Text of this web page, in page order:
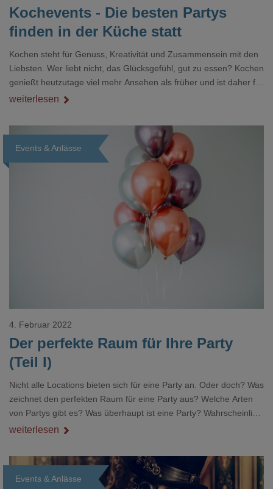
Kochevents - Die besten Partys
finden in der Küche statt
Kochen steht für Genuss, Kreativität und Zusammensein mit den
Liebsten. Wer liebt nicht, das Glücksgefühl, gut zu essen? Kochen
genießt heutzutage viel mehr Ansehen als früher und ist daher für
viele ein großes Hobby geworden. Kein Wunder also, das
geschäftliche Anlässe.
weiterlesen
Events & Anlässe
Der perfekte Raum für Ihre Party
(Teil I)
4. Februar 2022
Nicht alle Locations bieten sich für eine Party an. Oder doch? Was
zeichnet den perfekten Raum für eine Party aus? Welche Arten
von Partys gibt es? Was überhaupt ist eine Party? Wahrscheinlich
weiß jeder, was eine Party ist, weil sie oder er schon bei
einer Party und einem Fest? Oder ist beides das Gleiche? Wir
möchten in diesem Beitrag etwas Licht ins Dunkel bringen,
sodass Sie den perfekten Raum für Ihre Party finden.
weiterlesen
Events & Anlässe